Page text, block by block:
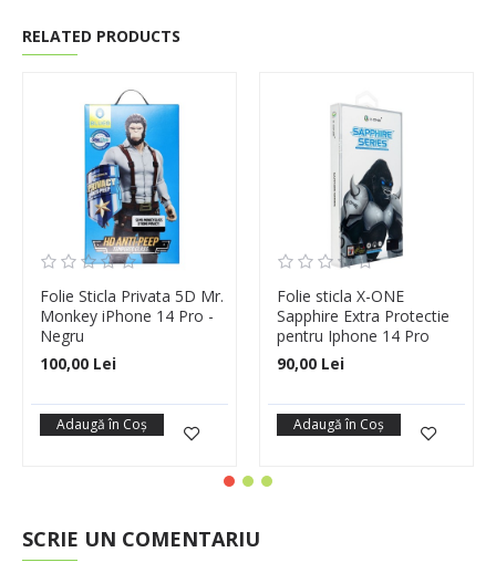
RELATED PRODUCTS
Folie Sticla Privata 5D Mr.
Monkey iPhone 14 Pro -
Negru
100,00 Lei
Adaugă în Coş
Folie sticla X-ONE
Sapphire Extra Protectie
pentru Iphone 14 Pro
90,00 Lei
Adaugă în Coş
SCRIE UN COMENTARIU